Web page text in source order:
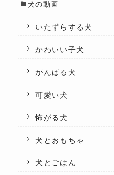
犬の動画
いたずらする犬
かわいい子犬
がんばる犬
可愛い犬
怖がる犬
犬とおもちゃ
犬とごはん